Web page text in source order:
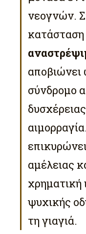
νεογνών.
κατάσταση
σύνδρομο
αμέλειας
χρηματική
ψυχικής
τη γιαγιά.